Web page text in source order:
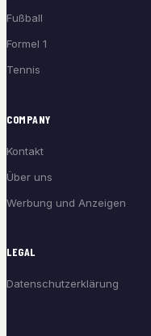
Fußball
Formel 1
Tennis
COMPANY
Kontakt
Über uns
Werbung und Anzeigen
LEGAL
Datenschutzerklärung